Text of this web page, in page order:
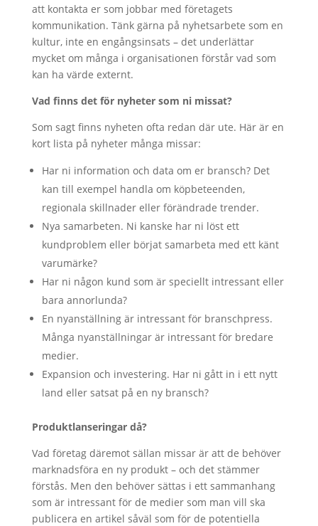
att kontakta er som jobbar med företagets
kommunikation. Tänk gärna på nyhetsarbete som en
kultur, inte en engångsinsats – det underlättar
mycket om många i organisationen förstår vad som
kan ha värde externt.
Vad finns det för nyheter som ni missat?
Som sagt finns nyheten ofta redan där ute. Här är en
kort lista på nyheter många missar:
Har ni information och data om er bransch? Det
kan till exempel handla om köpbeteenden,
regionala skillnader eller förändrade trender.
Nya samarbeten. Ni kanske har ni löst ett
kundproblem eller börjat samarbeta med ett känt
varumärke?
Har ni någon kund som är speciellt intressant eller
bara annorlunda?
En nyanställning är intressant för branschpress.
Många nyanställningar är intressant för bredare
medier.
Expansion och investering. Har ni gått in i ett nytt
land eller satsat på en ny bransch?
Produktlanseringar då?
Vad företag däremot sällan missar är att de behöver
marknadsföra en ny produkt – och det stämmer
förstås. Men den behöver sättas i ett sammanhang
som är intressant för de medier som man vill ska
publicera en artikel såväl som för de potentiella